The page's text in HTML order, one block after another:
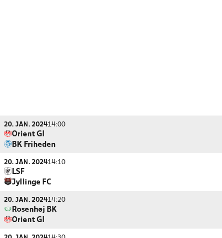
20. JAN. 202414:00
Orient GI
BK Friheden
20. JAN. 202414:10
LSF
Jyllinge FC
20. JAN. 202414:20
Rosenhøj BK
Orient GI